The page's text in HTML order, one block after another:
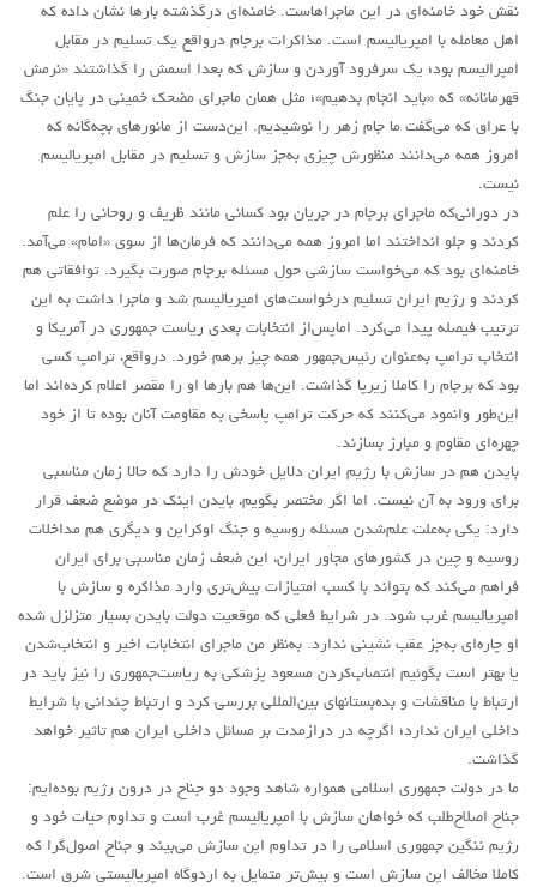
امپریالیسم
اتحاد مارکسیست ها
خانه
هسته کارگران پيشتاز سوسياليست (خوزستان)
نقش خود خامنه‌ای در این ماجراهاست. خامنه‌ای درگذشته بارها نشان داده که
اهل معامله با امپریالیسم است. مذاکرات برجام درواقع یک تسلیم در مقابل
امپرالیسم بود؛ یک سرفرود آوردن و سازش که بعدا اسمش را گذاشتند «نرمش
قهرمانانه» که «باید انجام بدهیم»؛ مثل همان ماجرای مضحک خمینی در پایان جنگ
با عراق که می‌گفت ما جام زهر را نوشیدیم. این‌دست از مانورهای بچه‌گانه که
امروز همه می‌دانند منظورش چیزی به‌جز سازش و تسلیم در مقابل امپریالیسم
نیست.
در دورانی‌که ماجرای برجام در جریان بود کسانی مانند ظریف و روحانی را علم
کردند و جلو انداختند اما امروز همه می‌دانند که فرمان‌ها از سوی «امام» می‌آمد.
خامنه‌ای بود که می‌خواست سازشی حول مسئله برجام صورت بگیرد. توافقاتی هم
کردند و رژیم ایران تسلیم درخواست‌های امپریالیسم شد و ماجرا داشت به این
ترتیب فیصله پیدا می‌کرد. اماپس‌از انتخابات بعدی ریاست جمهوری در آمریکا و
انتخاب ترامپ به‌عنوان رئیس‌جمهور همه چیز برهم خورد. درواقع، ترامپ کسی
بود که برجام را کاملا زیرپا گذاشت. این‌ها هم بارها او را مقصر اعلام کرده‌اند اما
این‌طور وانمود می‌کنند که حرکت ترامپ پاسخی به مقاومت آنان بوده تا از خود
چهره‌ای مقاوم و مبارز بسازند.
بایدن هم در سازش با رژیم ایران دلایل خودش را دارد که حالا زمان مناسبی
برای ورود به آن نیست. اما اگر مختصر بگویم، بایدن اینک در موضع ضعف قرار
دارد: یکی به‌علت علم‌شدن مسئله روسیه و جنگ اوکراین و دیگری هم مداخلات
روسیه و چین در کشورهای مجاور ایران، این ضعف زمان مناسبی برای ایران
فراهم می‌کند که بتواند با کسب امتیازات بیش‌تری وارد مذاکره و سازش با
امپریالیسم غرب شود. در شرایط فعلی که موقعیت دولت بایدن بسیار متزلزل شده
او چاره‌ای به‌جز عقب نشینی ندارد. به‌نظر من ماجرای انتخابات اخیر و انتخاب‌شدن
یا بهتر است بگوئیم انتصاب‌کردن مسعود پزشکی به ریاست‌جمهوری را نیز باید در
ارتباط با مناقشات و بده‌بستان‎های بین‌المللی بررسی کرد و ارتباط چندانی با شرایط
داخلی ایران ندارد؛ اگرچه در درازمدت بر مسائل داخلی ایران هم تاثیر خواهد
گذاشت.
ما در دولت جمهوری اسلامی همواره شاهد وجود دو جناح در درون رژیم بوده‌ایم:
جناح اصلاح‌طلب که خواهان سازش با امپریالیسم غرب است و تداوم حیات خود و
رژیم ننگین جمهوری اسلامی را در تداوم این سازش می‌بیند و جناح اصول‌گرا که
کاملا مخالف این سازش است و بیش‌تر متمایل به اردوگاه امپریالیستی شرق است.